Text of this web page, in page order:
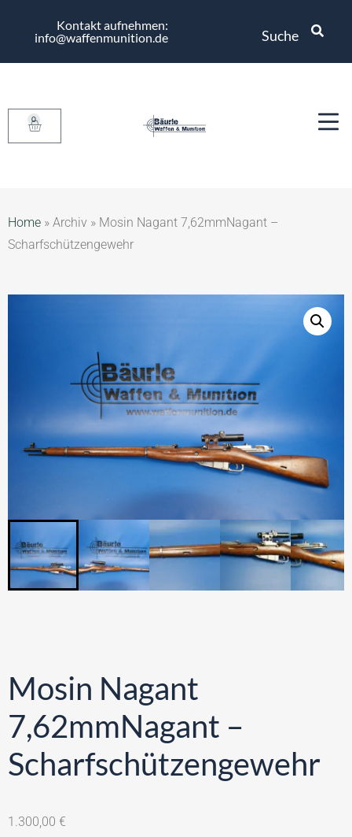
Kontakt aufnehmen:
info@waffenmunition.de
Suche
0
Home » Archiv » Mosin Nagant 7,62mmNagant –
Scharfschützengewehr
Mosin Nagant
7,62mmNagant –
Scharfschützengewehr
1.300,00 €